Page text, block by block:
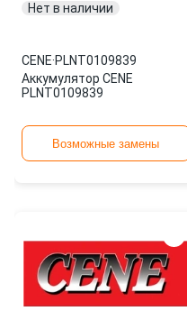
Нет в наличии
CENE·PLNT0109839
Аккумулятор CENE
PLNT0109839
Возможные замены